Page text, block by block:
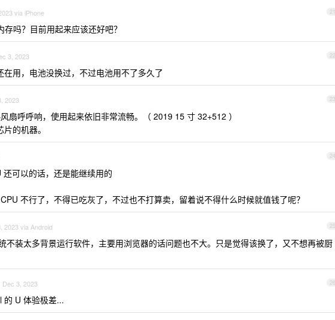
21
via iPhone
存吗？目前用起来应该还好吧？
22
3, 2023
在用，电池没换过，不过电池用不了多久了
23
2023
扇呼呼响，使用起来依旧非常流畅。（ 2019 15 寸 32+512 ）
的机器。
24
可以的话，还是能继续用的
不行了，不得已吃灰了，不过也不打算卖，留着说不得什么时候就值钱了呢？
25
2023 via Android
不装太多背景运行软件，主要用浏览器的话问题也不大。只是觉得该换了，又不想再被厨
26
Dec 3, 2023
的 U 体验极差...